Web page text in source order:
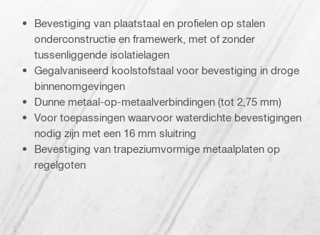
Bevestiging van plaatstaal en profielen op stalen
onderconstructie en framewerk, met of zonder
tussenliggende isolatielagen
Gegalvaniseerd koolstofstaal voor bevestiging in droge
binnenomgevingen
Dunne metaal-op-metaalverbindingen (tot 2,75 mm)
Voor toepassingen waarvoor waterdichte bevestigingen
nodig zijn met een 16 mm sluitring
Bevestiging van trapeziumvormige metaalplaten op
regelgoten